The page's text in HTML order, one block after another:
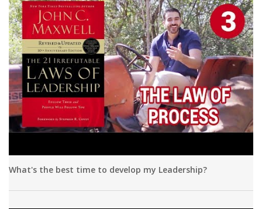
What's the best time to develop my Leadership?